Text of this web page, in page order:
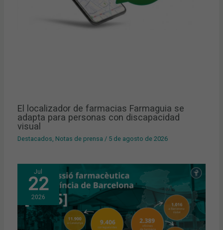
El localizador de farmacias Farmaguia se
adapta para personas con discapacidad
visual
Destacados, Notas de prensa / 5 de agosto de 2026
Jul
22
2026